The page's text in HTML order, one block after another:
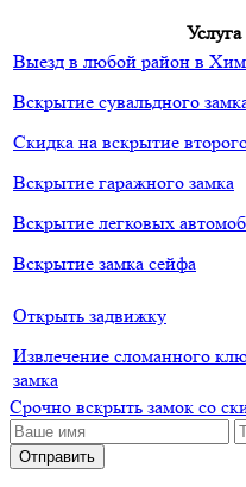
Услуга
Выезд в любой район в
Вскрытие сувальдного
Скидка на вскрытие
Вскрытие гаражного замка
Вскрытие легковых
Вскрытие замка сейфа
Открыть задвижку
Извлечение сломанного
замка
Срочно вскрыть замок со